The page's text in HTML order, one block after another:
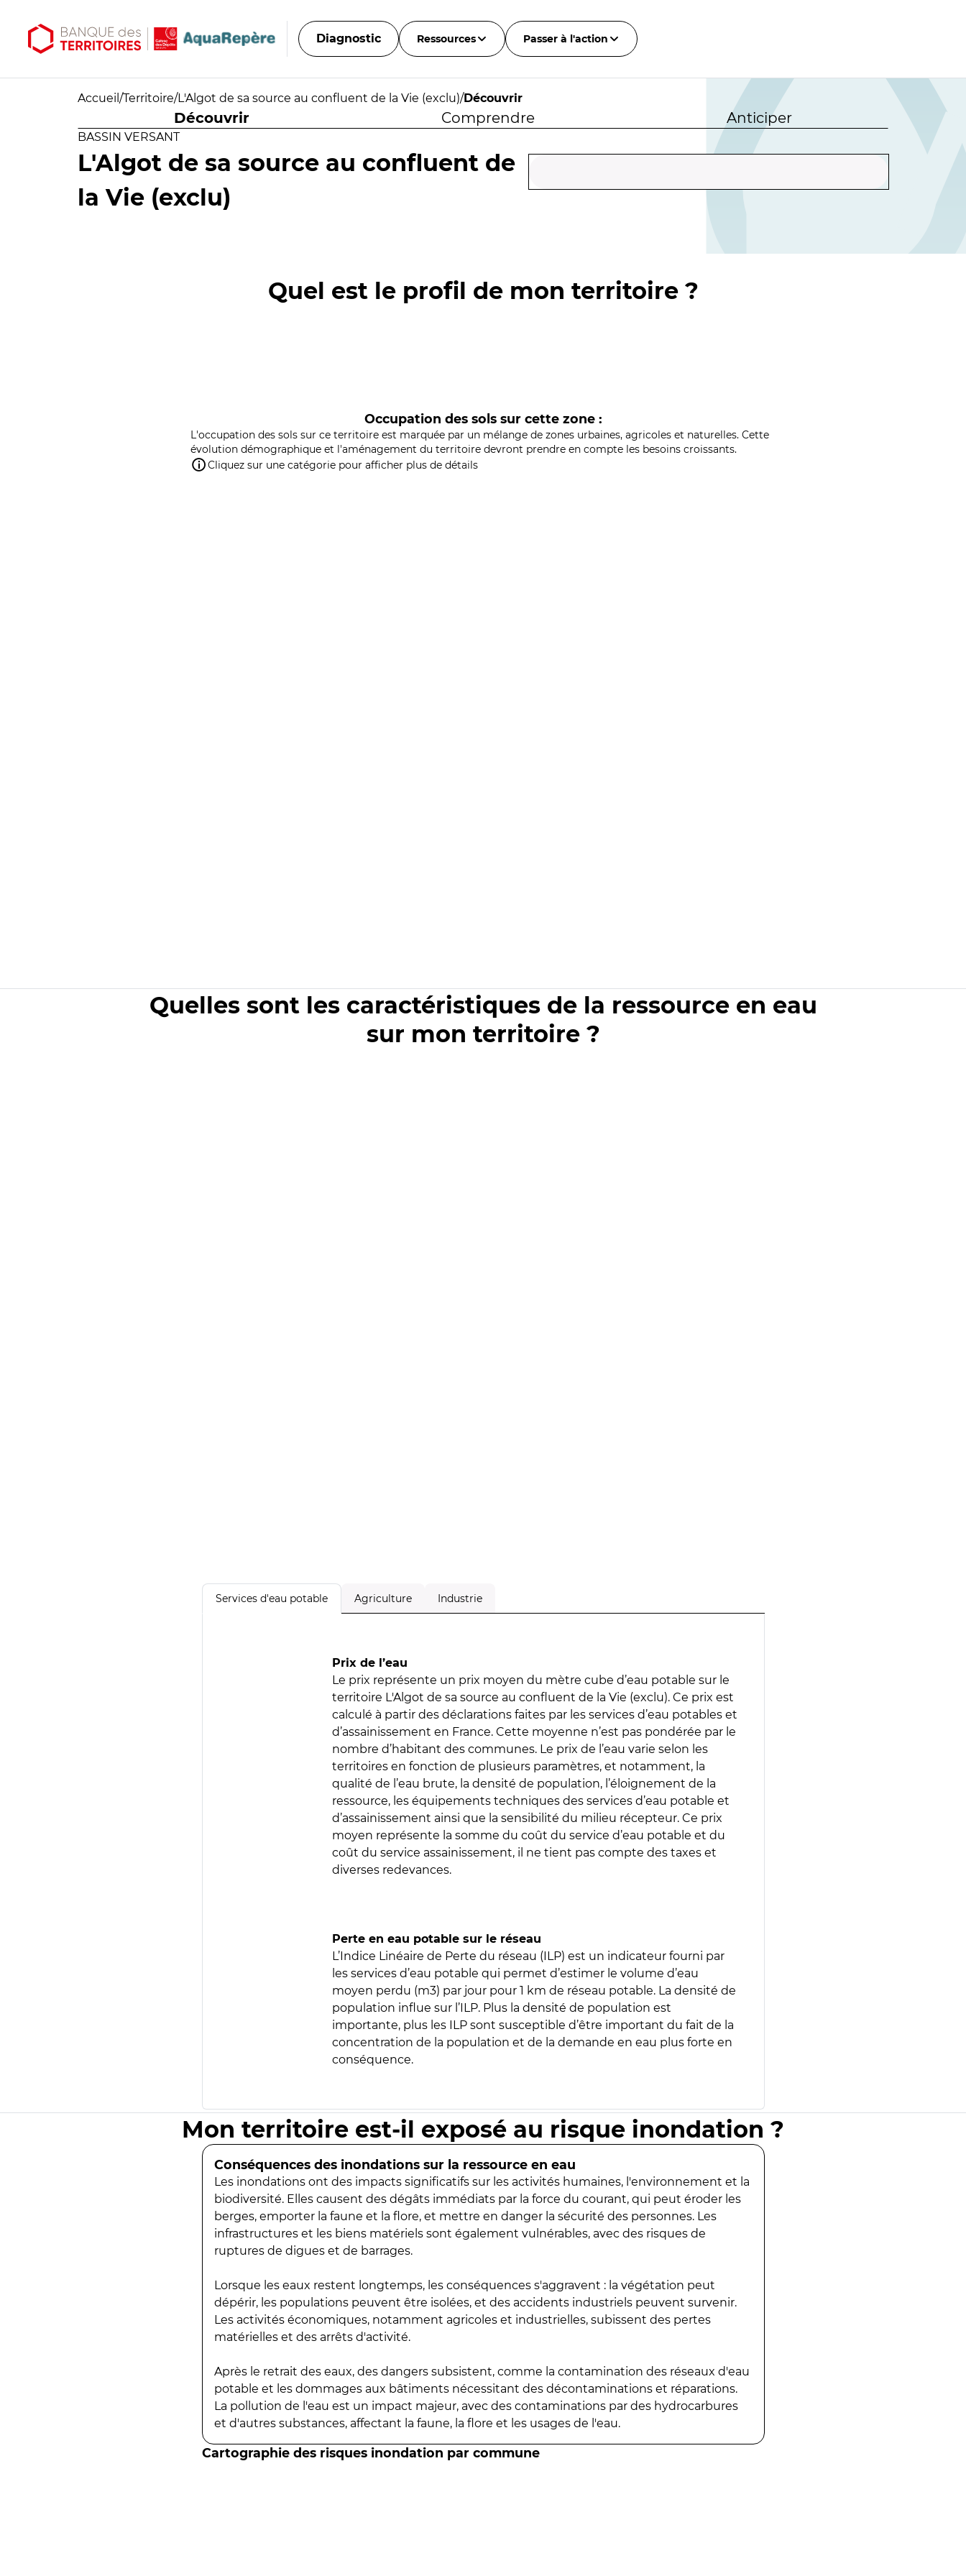
Diagnostic Ressources Passer à l'action
Accueil /Territoire/L'Algot de sa source au confluent de la Vie (exclu)/Découvrir
Découvrir Comprendre Anticiper
BASSIN VERSANT
L'Algot de sa source au confluent de
la Vie (exclu)
Quel est le profil de mon territoire ?
Occupation des sols sur cette zone :
L'occupation des sols sur ce territoire est marquée par un mélange de zones urbaines, agricoles et naturelles. Cette
évolution démographique et l'aménagement du territoire devront prendre en compte les besoins croissants.
Cliquez sur une catégorie pour afficher plus de détails
Quelles sont les caractéristiques de la ressource en eau
sur mon territoire ?
Services d'eau potable Agriculture Industrie
Prix de l’eau
Le prix représente un prix moyen du mètre cube d’eau potable sur le
territoire L'Algot de sa source au confluent de la Vie (exclu). Ce prix est
calculé à partir des déclarations faites par les services d’eau potables et
d’assainissement en France. Cette moyenne n’est pas pondérée par le
nombre d’habitant des communes. Le prix de l’eau varie selon les
territoires en fonction de plusieurs paramètres, et notamment, la
qualité de l’eau brute, la densité de population, l’éloignement de la
ressource, les équipements techniques des services d’eau potable et
d’assainissement ainsi que la sensibilité du milieu récepteur. Ce prix
moyen représente la somme du coût du service d’eau potable et du
coût du service assainissement, il ne tient pas compte des taxes et
diverses redevances.
Perte en eau potable sur le réseau
L’Indice Linéaire de Perte du réseau (ILP) est un indicateur fourni par
les services d’eau potable qui permet d’estimer le volume d’eau
moyen perdu (m3) par jour pour 1 km de réseau potable. La densité de
population influe sur l’ILP. Plus la densité de population est
importante, plus les ILP sont susceptible d’être important du fait de la
concentration de la population et de la demande en eau plus forte en
conséquence.
Mon territoire est-il exposé au risque inondation ?
Conséquences des inondations sur la ressource en eau
Les inondations ont des impacts significatifs sur les activités humaines, l'environnement et la
biodiversité. Elles causent des dégâts immédiats par la force du courant, qui peut éroder les
berges, emporter la faune et la flore, et mettre en danger la sécurité des personnes. Les
infrastructures et les biens matériels sont également vulnérables, avec des risques de
ruptures de digues et de barrages.
Lorsque les eaux restent longtemps, les conséquences s'aggravent : la végétation peut
dépérir, les populations peuvent être isolées, et des accidents industriels peuvent survenir.
Les activités économiques, notamment agricoles et industrielles, subissent des pertes
matérielles et des arrêts d'activité.
Après le retrait des eaux, des dangers subsistent, comme la contamination des réseaux d'eau
potable et les dommages aux bâtiments nécessitant des décontaminations et réparations.
La pollution de l'eau est un impact majeur, avec des contaminations par des hydrocarbures
et d'autres substances, affectant la faune, la flore et les usages de l'eau.
Cartographie des risques inondation par commune